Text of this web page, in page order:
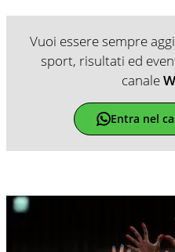
Vuoi essere sempre
sport, risultati ed
canale
Entra nel